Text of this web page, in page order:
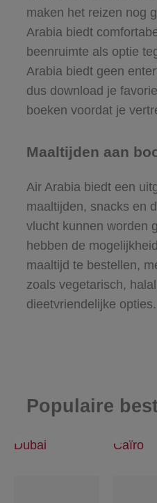
maken het reizen nog
Arabia biedt
beenruimte als optie
Arabia biedt geen
dus download je
boeken voordat je
Maaltijden aan
Air Arabia biedt een
maaltijden, snacks en
vlucht kunnen worden
hebben de
maaltijd te bestellen,
zoals vegetarisch,
dieetvriendelijke opties.
Populaire
Dubai Caïro